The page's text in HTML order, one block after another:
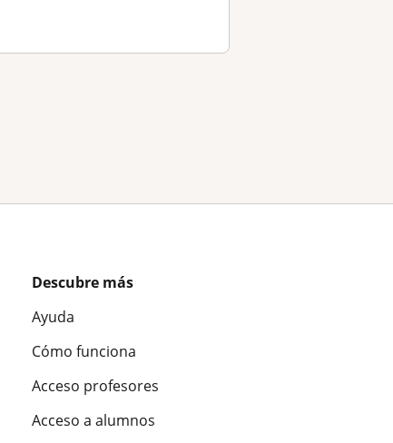
Descubre más
Ayuda
Cómo funciona
Acceso profesores
Acceso a alumnos